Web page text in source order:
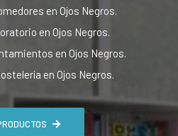
en Ojos Negros.
en Ojos Negros.
en Ojos Negros.
en Ojos Negros.